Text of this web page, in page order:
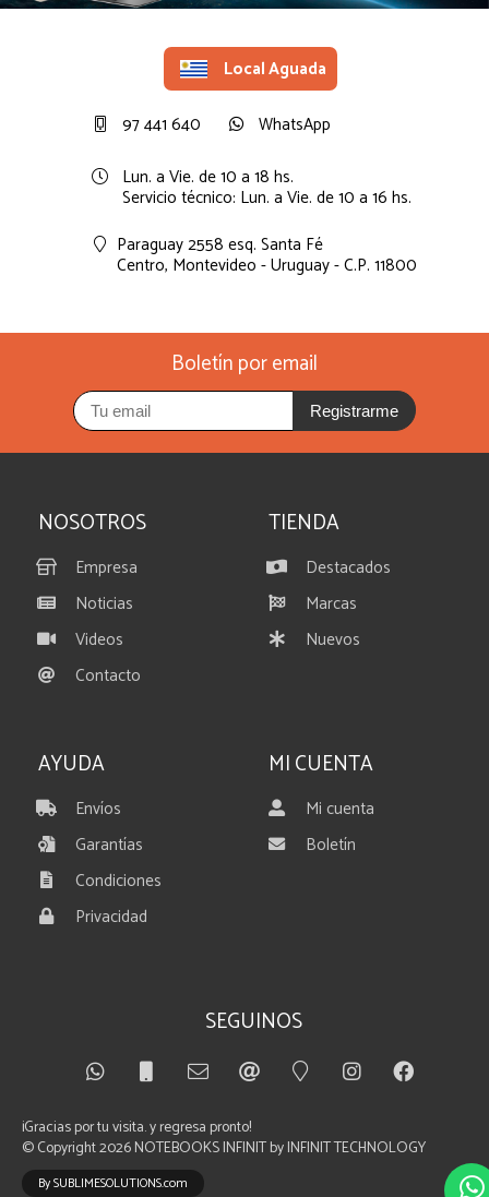
Local Aguada
97 441 640
WhatsApp
Lun. a Vie. de 10 a 18 hs.
Servicio técnico: Lun. a Vie. de 10 a 16 hs.
Paraguay 2558 esq. Santa Fé
Centro, Montevideo - Uruguay - C.P. 11800
Boletín por email
Registrarme
NOSOTROS
Empresa
Noticias
Videos
Contacto
TIENDA
Destacados
Marcas
Nuevos
AYUDA
Envíos
Garantías
Condiciones
Privacidad
MI CUENTA
Mi cuenta
Boletín
SEGUINOS
¡Gracias por tu visita. y regresa pronto!
© Copyright 2026NOTEBOOKS INFINIT by INFINIT TECHNOLOGY
By SUBLIMESOLUTIONS.com